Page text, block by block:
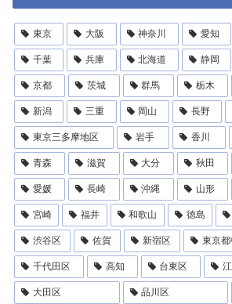
東京 大阪 神奈川 愛知
千葉 兵庫 北海道 静岡
京都 茨城 群馬 栃木
新潟 三重 岡山 長野
東京三多摩地区 岩手 香川
青森 滋賀 大分 秋田
愛媛 長崎 沖縄 山形
宮崎 福井 和歌山 徳島
渋谷区 佐賀 新宿区 東京
千代田区 高知 台東区
大田区 品川区